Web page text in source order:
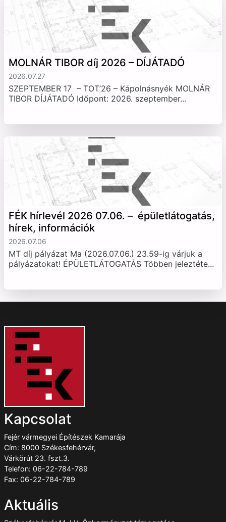
MOLNÁR TIBOR díj 2026 – DÍJÁTADÓ
2026.07.27
SZEPTEMBER 17 – TOT’26 – Kápolnásnyék MOLNÁR
TIBOR DÍJÁTADÓ Időpont: 2026. szeptember...
FÉK hírlevél 2026 07.06. – épületlátogatás,
hírek, információk
2026.07.06
MT díj pályázat Ma (2026.07.06.) 23.59-ig várjuk a
pályázatokat! ÉPÜLETLÁTOGATÁS Többen jeleztéte...
Kapcsolat
Fejér vármegyei Építészek Kamarája
Cím: 8000 Székesfehérvár,
Várkörút 23. fszt.3.
Telefon: 06-22-784-789
Fax: 06-22-784-789
Aktuális